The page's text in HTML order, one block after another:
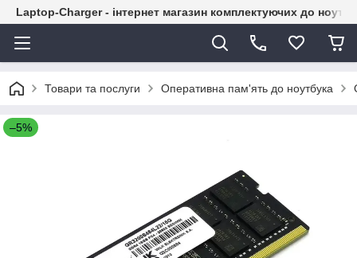
Laptop-Charger - інтернет магазин комплектуючих до
Товари та послуги Оперативна пам'ять до ноутбука
–5%